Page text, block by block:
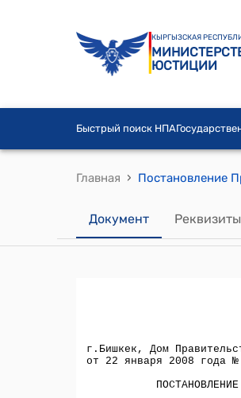
КЫРГЫЗСКАЯ
ЮСТИЦИИ
Быстрый поиск НПА
Главная ›
Документ Реквизиты